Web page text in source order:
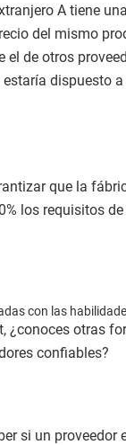
A tiene
del mismo
el de otros
estaría dispuesto
que la
los requisitos de
con las
¿conoces otras
confiables?
si un proveedor